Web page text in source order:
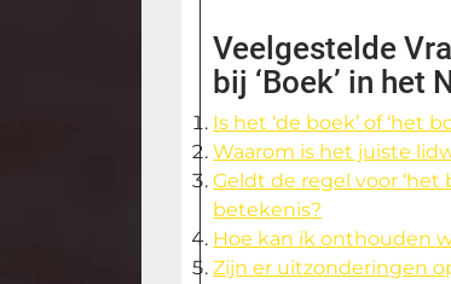
Veelgestelde
bij ‘Boek’ in het
Is het ‘de boek’ of ‘het
Waarom is het juiste
Geldt de regel voor
betekenis?
Hoe kan ik onthouden
Zijn er uitzonderingen